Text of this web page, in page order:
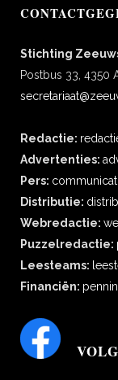
Stichting
Postbus 33, 4350
Redactie:
Advertenties:
Pers:
Distributie:
Webredactie:
Puzzelredactie:
Leesteams:
Financiën: